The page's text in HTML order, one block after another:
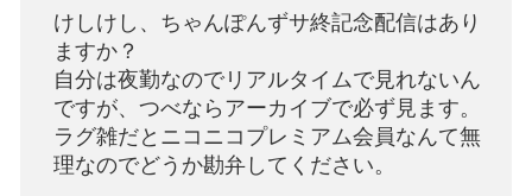
けしけし、ちゃんぽんずサ終記念配信はあり
ますか？
自分は夜勤なのでリアルタイムで見れないん
ですが、つべならアーカイブで必ず見ます。
ラグ雑だとニコニコプレミアム会員なんて無
理なのでどうか勘弁してください。